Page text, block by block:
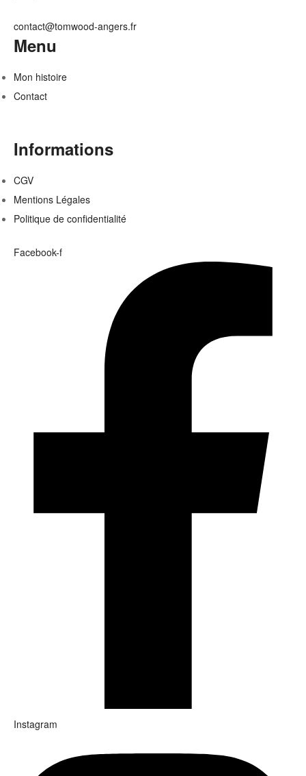
contact@tomwood-angers.fr
Menu
Mon histoire
Contact
Informations
CGV
Mentions Légales
Politique de confidentialité
Facebook-f
Instagram